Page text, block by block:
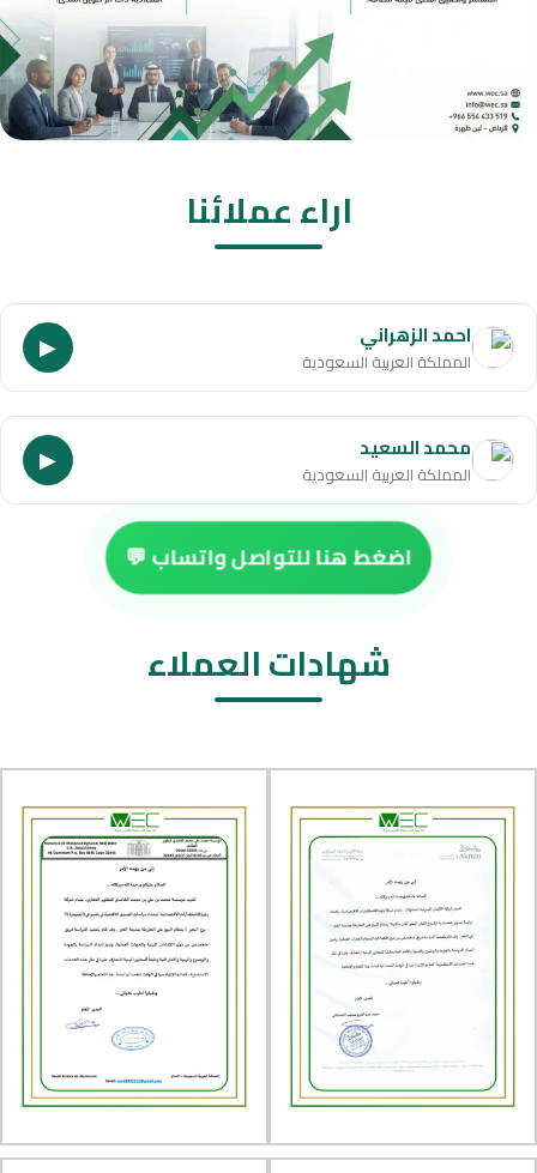
اراء عملائنا
▶ احمد الزهراني
المملكة العربية السعودية
▶ محمد السعيد
المملكة العربية السعودية
اضغط هنا للتواصل واتساب 💬
شهادات العملاء